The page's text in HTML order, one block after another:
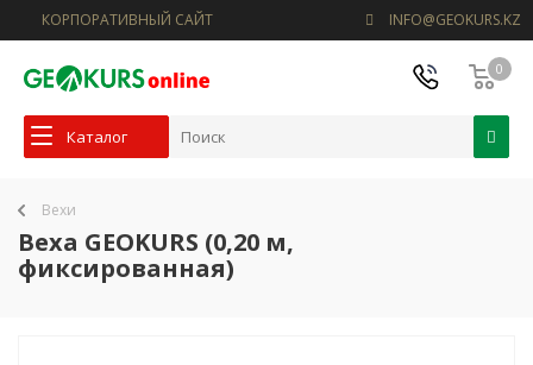
КОРПОРАТИВНЫЙ САЙТ INFO@GEOKURS.KZ
0
Каталог
Вехи
Веха GEOKURS (0,20 м,
фиксированная)